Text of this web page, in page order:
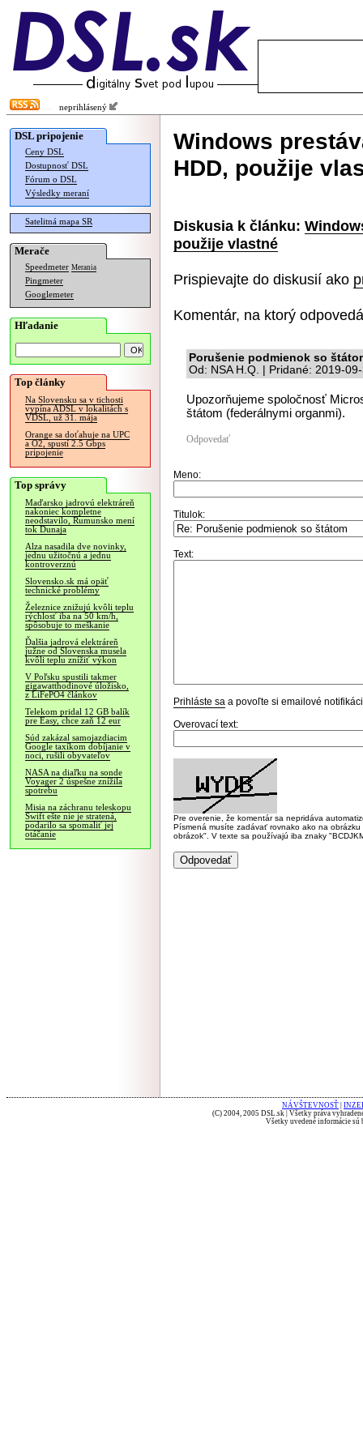
neprihlásený
DSL pripojenie
Ceny DSL
Dostupnosť DSL
Fórum o DSL
Výsledky meraní
Satelitná mapa SR
Merače
Speedmeter Merania
Pingmeter
Googlemeter
Hľadanie
Top články
Na Slovensku sa v tichosti
vypína ADSL v lokalitách s
VDSL, už 31. mája
Orange sa doťahuje na UPC
a O2, spustí 2.5 Gbps
pripojenie
Top správy
Maďarsko jadrovú elektráreň
nakoniec kompletne
neodstavilo, Rumunsko mení
tok Dunaja
Alza nasadila dve novinky,
jednu užitočnú a jednu
kontroverznú
Slovensko.sk má opäť
technické problémy
Železnice znižujú kvôli teplu
rýchlosť iba na 50 km/h,
spôsobuje to meškanie
Ďalšia jadrová elektráreň
južne od Slovenska musela
kvôli teplu znížiť výkon
V Poľsku spustili takmer
gigawatthodinové úložisko,
z LiFePO4 článkov
Telekom pridal 12 GB balík
pre Easy, chce zaň 12 eur
Súd zakázal samojazdiacim
Google taxíkom dobíjanie v
noci, rušili obyvateľov
NASA na diaľku na sonde
Voyager 2 úspešne znížila
spotrebu
Misia na záchranu teleskopu
Swift ešte nie je stratená,
podarilo sa spomaliť jej
otáčanie
Windows
HDD, použije
Diskusia k článku:
použije vlastné
Prispievajte do diskusií ako
Komentár, na ktorý
Porušenie podmienok so
Od: NSA H.Q. | Pridané: 2019-
Upozorňujeme spoločnosť
štátom (federálnymi organmi).
Odpovedať
Meno:
Titulok:
Text:
Prihláste sa a povoľte si emailové
Overovací text:
Pre overenie, že komentár sa nepridáva
Písmená musíte zadávať rovnako ako na
obrázok". V texte sa používajú iba znaky
NÁVŠTEVNOSŤ
(C) 2004, 2005 DSL.sk | Všetky práva
Všetky uvedené informácie sú